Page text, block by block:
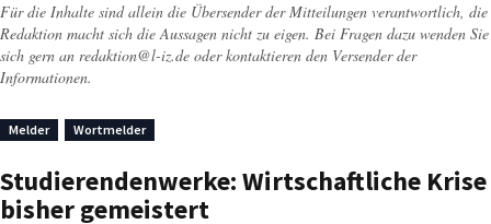
Für die Inhalte sind allein die Übersender der Mitteilungen verantwortlich, die
Redaktion macht sich die Aussagen nicht zu eigen. Bei Fragen dazu wenden Sie
sich gern an redaktion@l-iz.de oder kontaktieren den Versender der
Informationen.
Melder Wortmelder
Studierendenwerke: Wirtschaftliche Krise
bisher gemeistert